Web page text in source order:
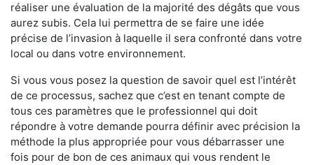
réaliser une évaluation de la majorité des dégâts que vous
aurez subis. Cela lui permettra de se faire une idée
précise de l’invasion à laquelle il sera confronté dans votre
local ou dans votre environnement.
Si vous vous posez la question de savoir quel est l’intérêt
de ce processus, sachez que c’est en tenant compte de
tous ces paramètres que le professionnel qui doit
répondre à votre demande pourra définir avec précision la
méthode la plus appropriée pour vous débarrasser une
fois pour de bon de ces animaux qui vous rendent le